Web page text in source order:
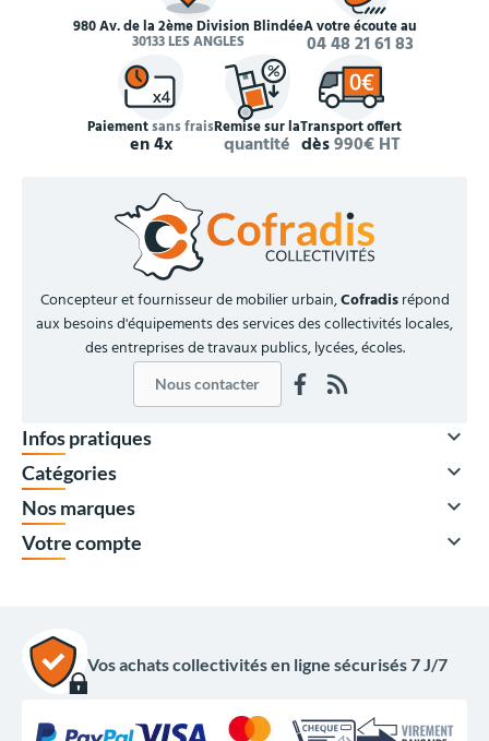
110,00 €
132,00 € TTC
x2
x4
980 Av. de la 2ème Division Blindée
30133 LES ANGLES
À votre écoute au
04 48 21 61 83
Paiementsans frais
en 4x
Remise sur la
quantité
Transport offert
dès990€ HT
Concepteur et fournisseur de mobilier urbain,Cofradisrépond
aux besoins d'équipements des services des collectivités locales,
des entreprises de travaux publics, lycées, écoles.
Nous contacter
Infos pratiques 
Catégories 
Nos marques 
Votre compte 
Vos achats collectivités en ligne sécurisés 7 J/7